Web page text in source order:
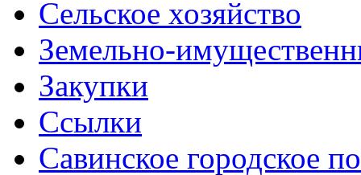
Сельское хозяйство
Земельно-
Закупки
Ссылки
Савинское городское